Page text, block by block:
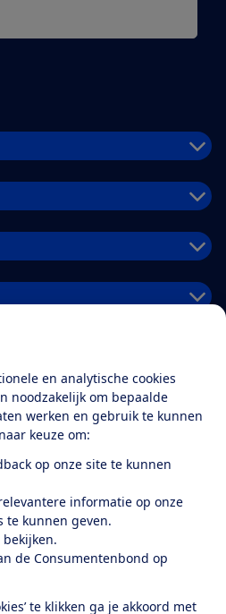
en analytische cookies
noodzakelijk om bepaalde
werken en gebruik te kunnen
keuze om:
op onze site te kunnen
informatie op onze
te kunnen geven.
bekijken.
de Consumentenbond op
te klikken ga je akkoord met
de
Privacyverklaring
nieuws
TwitterInstagram
YoutubeLinkedIn